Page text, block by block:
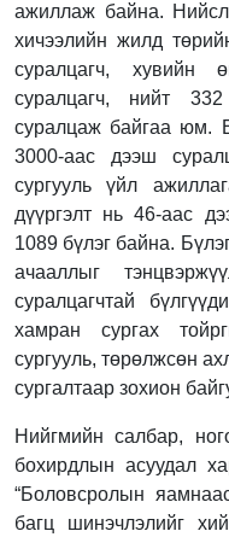
ажиллаж байна.
хичээлийн жилд
суралцагч, хувийн
суралцагч, нийт
суралцаж байгаа юм.
3000-аас дээш
сургууль үйл
дүүргэлт нь 46-аас
1089 бүлэг байна.
ачааллыг
суралцагчтай
хамран сургах
сургууль, төрөлжсөн
сургалтаар зохион
Нийгмийн салбар,
бохирдлын асуудал
“Боловсролын
багц шинэчлэлийг